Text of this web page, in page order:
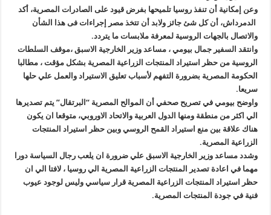
وعن إمكانية أن تنفذ روسيا تلميحها بفرض قيود على الصادرات المصرية، أكد
الدمرداش، أن كل شئ جائز ولابد أن تتخذ مصر إجراءات فى هذا الشأن
والاتصال بالجهات الروسية لمعرفة ملابسات ما يتردد.
وانتقد السفير جمال بيومي ، مساعد وزير الخارجية الاسبق ،موقف السلطات
الروسية من حظر استيراد المنتجات الزراعية المصرية بشكل مؤقت ، مطالبا
الحكومة المصرية بضرورة التفهم لأسباب تعليق الاستيراد والعمل علي حلها
سريعا.
واوضح بيومي في تصريح صحفي أن الموالح المصرية “البرتقال” يتم تصديرها
الي اكثر من منطقة ومنها الدول العربية والاتحاد الاوروبي، متوقعا ان يكون
هناك علاقة بين منع استيراد القمح الروسي وبين حظر استيراد المنتجات
الزراعية المصرية.
وشدد مساعد وزير الخارجية الاسبق علي ضرورة ان يلعب رجال السياسة دورا
مهما في اعادة تصدير المنتجات الزراعية المصرية الي روسيا ، لافتا الي ان
حظر استيراد المنتجات الزراعية المصرية قرار سياسي وليس لوجود عيوب
فنية في جودة المنتجات المصرية.